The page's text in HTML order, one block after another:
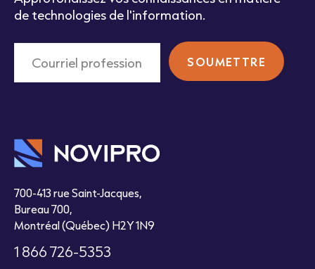
de technologies de l'information.
700-413 rue Saint-Jacques,
Bureau 700,
Montréal (Québec) H2Y 1N9
1 866 726-5353